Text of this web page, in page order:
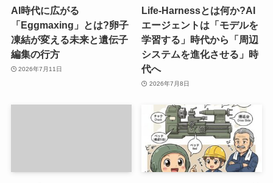
AI時代に広がる
「Eggmaxing」とは?卵子
凍結が変える未来と遺伝子
編集の行方
2026年7月11日
Life-Harnessとは何か?AI
エージェントは「モデルを
学習する」時代から「周辺
システムを進化させる」時
代へ
2026年7月8日